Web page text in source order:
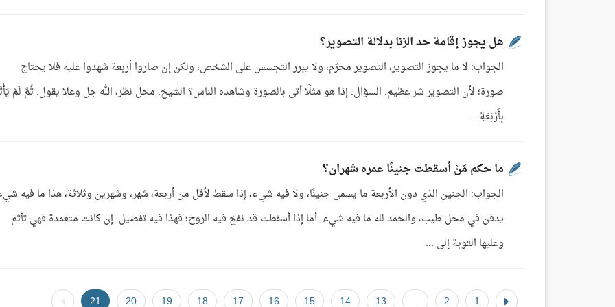
هل يجوز إقامة حد الزنا بدلالة التصوير؟
الجواب: لا ما يجوز التصوير، التصوير محرّم، ولا يبرر التجسس على الشخص، ولكن إن صاروا أربعة شهدوا عليه فلا يحتاج
صورة؛ لأن التصوير شر عظيم. السؤال: إذا هو مثلًا أتى بالصورة وشاهده الناس؟ الشيخ: محل نظر، الله جل وعلا يقول: ثُمَّ لَمْ
بِأَرْبَعَةِ ...
ما حكم مَنْ أسقطت جنينًا عمره شهران؟
الجواب: الجنين الذي دون الأربعة ما يسمى جنينًا، ولا فيه شيء، إذا سقط لأقل من أربعة، شهر، وشهرين وثلاثة، هذا ما فيه
يدفن في محل طيب، والحمد لله ما فيه شيء. أما إذا أسقطت قد نفخ فيه الروح؛ فهذا فيه تفصيل: إن كانت متعمدة فهي تأثم
وعليها التوبة إلى ...
1
2
13
14
15
16
17
18
19
20
21